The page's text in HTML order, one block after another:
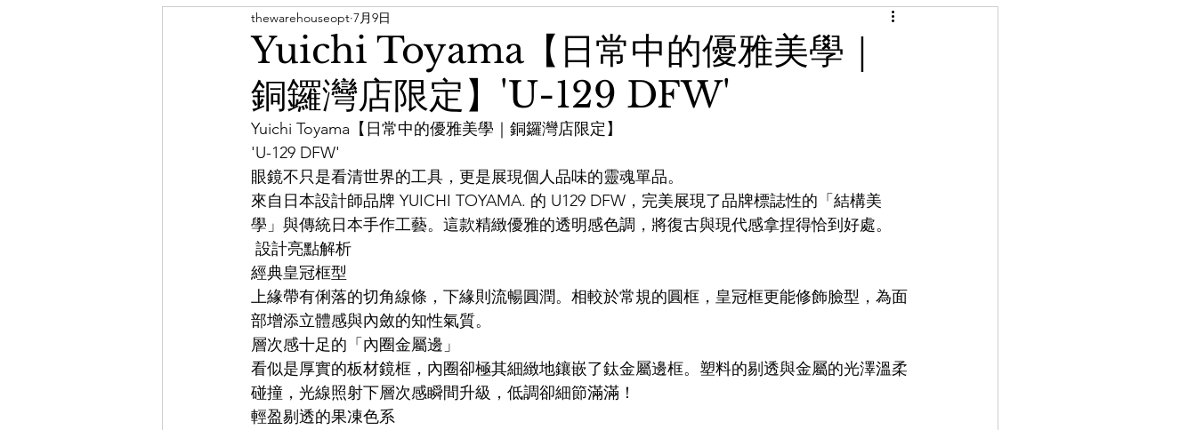
NATIVE SONS
YUICHI TOYAMA KAMEMANNEN MYKITA MOSCOT ZEISS MASAHIRO MARUYAMA
H-FUSION JULIUS TART OPTICAL AKIRA AND SONS DITA
OG X OLIVER GOLDSMITH LUNOR 杉本圭 OLVER PEOPLES 999.9 LEOWL IN EYE
EFFECTOR
Yuichi Toyama【日常中的優雅美學｜
銅鑼灣店限定】'U-129 DFW'
thewarehouseopt 7月9日
Yuichi Toyama【日常中的優雅美學｜銅鑼灣店限定】
'U-129 DFW'
眼鏡不只是看清世界的工具，更是展現個人品味的靈魂單品。
來自日本設計師品牌 YUICHI TOYAMA. 的 U129 DFW，完美展現了品牌標誌性的「結構美
學」與傳統日本手作工藝。這款精緻優雅的透明感色調，將復古與現代感拿捏得恰到好處。
設計亮點解析
經典皇冠框型
上緣帶有俐落的切角線條，下緣則流暢圓潤。相較於常規的圓框，皇冠框更能修飾臉型，為面
部增添立體感與內斂的知性氣質。
層次感十足的「內圈金屬邊」
看似是厚實的板材鏡框，內圈卻極其細緻地鑲嵌了鈦金屬邊框。塑料的剔透與金屬的光澤溫柔
碰撞，光線照射下層次感瞬間升級，低調卻細節滿滿！
輕盈剔透的果凍色系